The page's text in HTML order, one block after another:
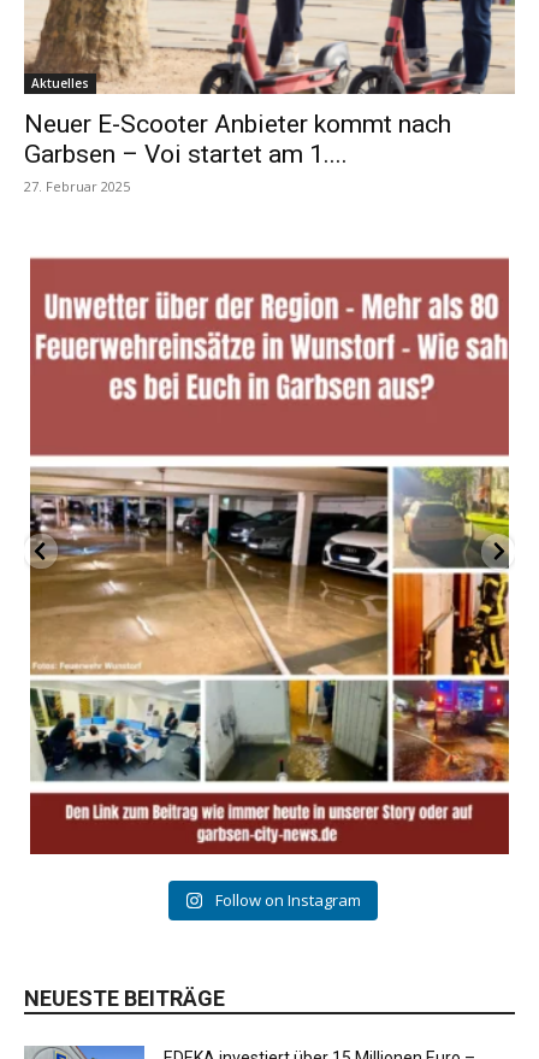
Aktuelles
Neuer E-Scooter Anbieter kommt nach
Garbsen – Voi startet am 1....
27. Februar 2025
Follow on Instagram
NEUESTE BEITRÄGE